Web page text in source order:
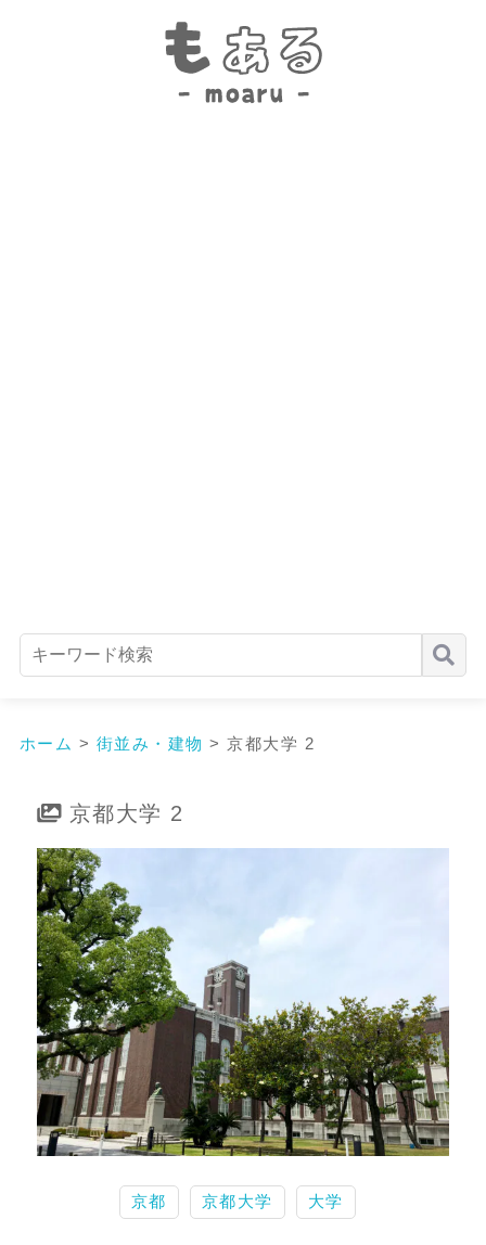
ホーム > 街並み・建物 >京都大学 2
京都大学 2
京都 京都大学 大学